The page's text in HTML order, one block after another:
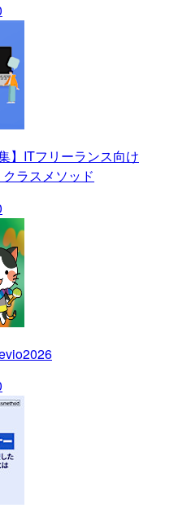
】ITフリーランス向け
ラスメソッド